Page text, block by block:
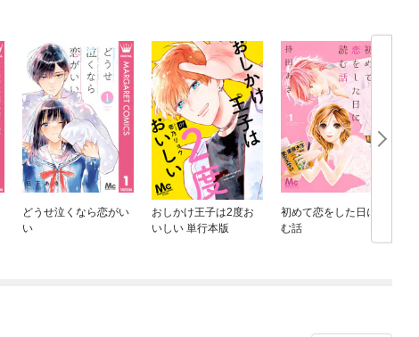
どうせ泣くなら恋がい
い
おしかけ王子は2度お
いしい 単行本版
初めて恋をした日に読
む話